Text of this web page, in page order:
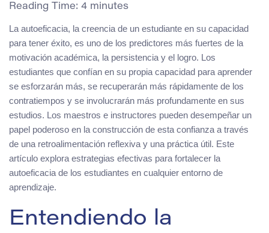
Reading Time: 4 minutes
La autoeficacia, la creencia de un estudiante en su capacidad
para tener éxito, es uno de los predictores más fuertes de la
motivación académica, la persistencia y el logro. Los
estudiantes que confían en su propia capacidad para aprender
se esforzarán más, se recuperarán más rápidamente de los
contratiempos y se involucrarán más profundamente en sus
estudios. Los maestros e instructores pueden desempeñar un
papel poderoso en la construcción de esta confianza a través
de una retroalimentación reflexiva y una práctica útil. Este
artículo explora estrategias efectivas para fortalecer la
autoeficacia de los estudiantes en cualquier entorno de
aprendizaje.
Entendiendo la